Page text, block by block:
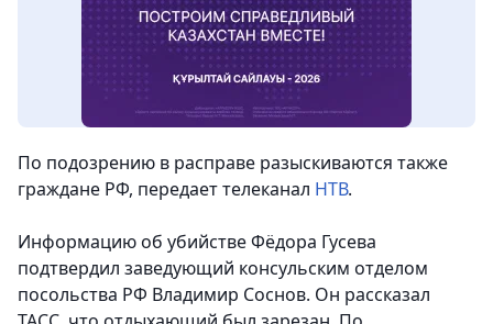
По подозрению в расправе разыскиваются также
граждане РФ, передает телеканал НТВ.
Информацию об убийстве Фёдора Гусева
подтвердил заведующий консульским отделом
посольства РФ Владимир Соснов. Он рассказал